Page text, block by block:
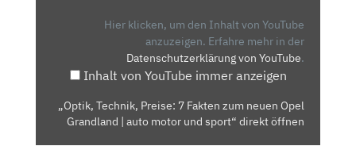
GRANDLAND
Hier klicken, um den Inhalt von YouTube
anzuzeigen. Erfahre mehr in der
Datenschutzerklärung von YouTube.
Inhalt von YouTube immer anzeigen
„Optik, Technik, Preise: 7 Fakten zum neuen Opel
Grandland | auto motor und sport“ direkt öffnen